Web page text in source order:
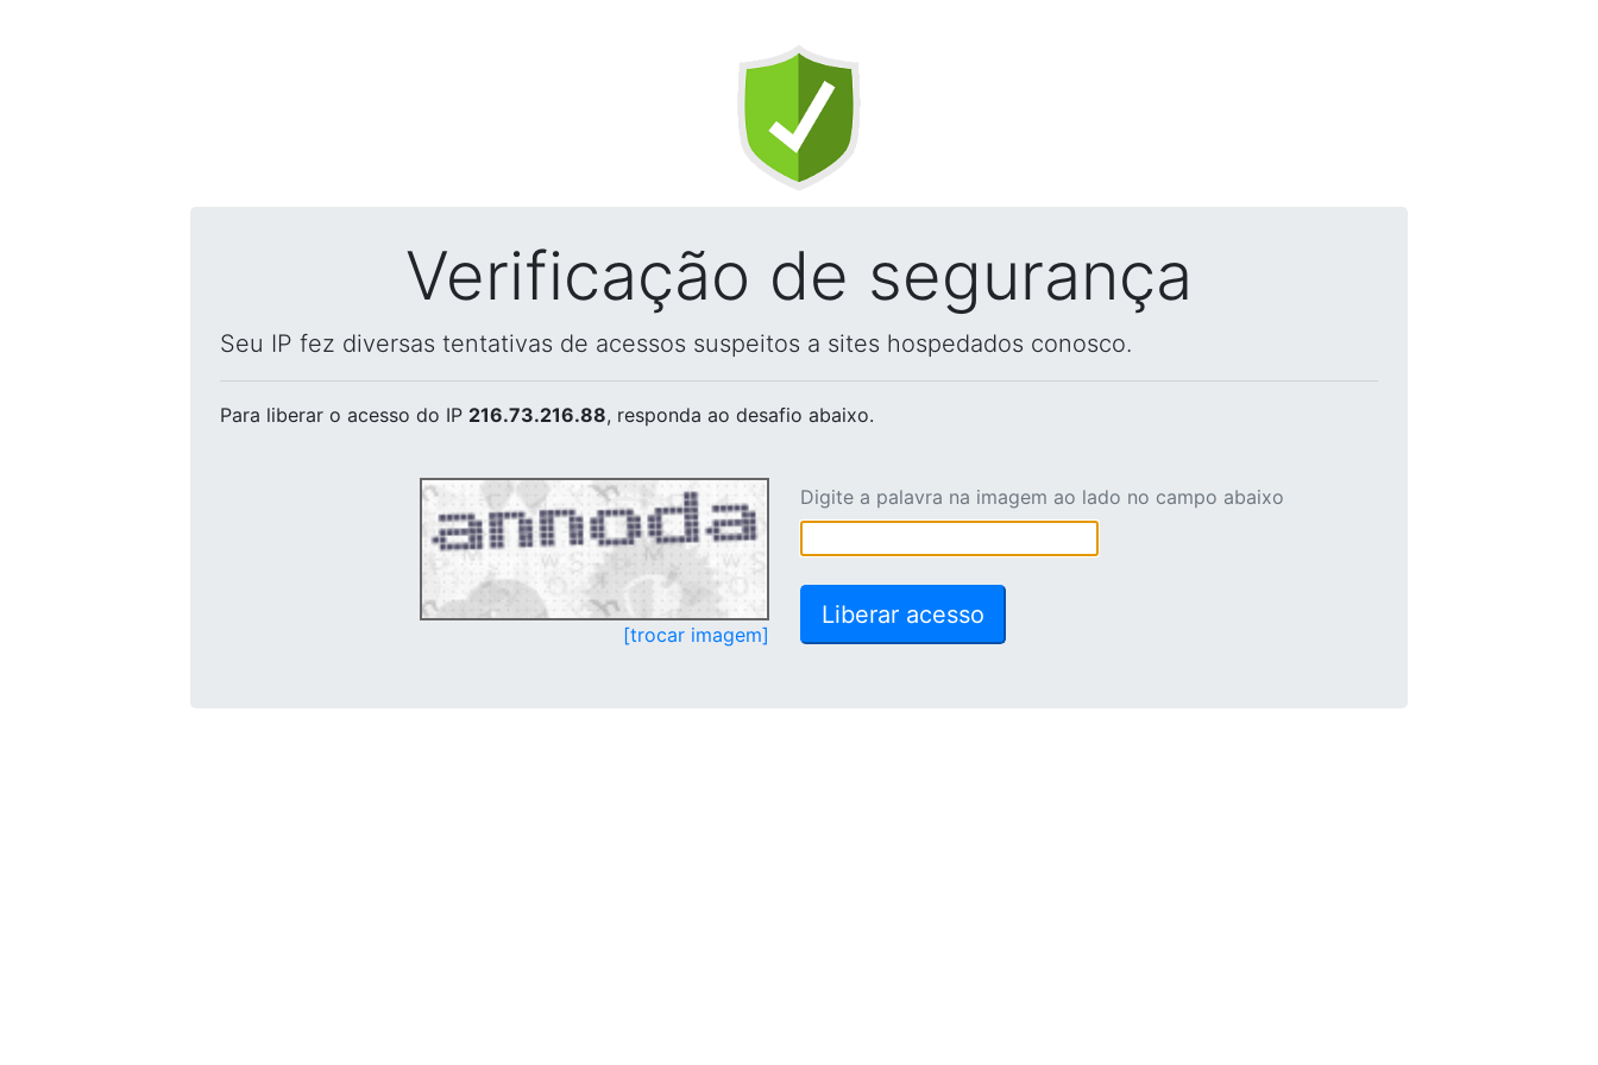
Verificação de segurança
Seu IP fez diversas tentativas de acessos suspeitos a sites hospedados conosco.
Para liberar o acesso do IP 216.73.216.88, responda ao desafio abaixo.
[trocar imagem]
Digite a palavra na imagem ao lado no campo abaixo